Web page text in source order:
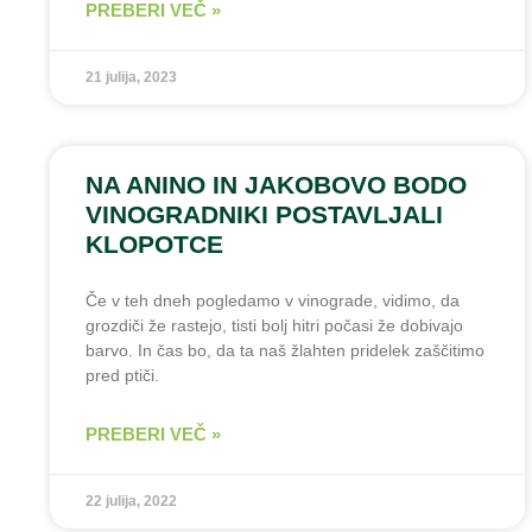
PREBERI VEČ »
21 julija, 2023
NA ANINO IN JAKOBOVO BODO
VINOGRADNIKI POSTAVLJALI
KLOPOTCE
Če v teh dneh pogledamo v vinograde, vidimo, da
grozdiči že rastejo, tisti bolj hitri počasi že dobivajo
barvo. In čas bo, da ta naš žlahten pridelek zaščitimo
pred ptiči.
PREBERI VEČ »
22 julija, 2022